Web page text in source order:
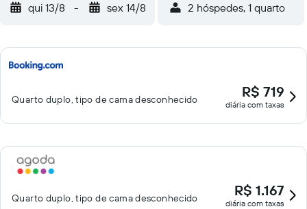
qui 13/8 - sex 14/8 2 hóspedes, 1 quarto
Quarto duplo, tipo de cama desconhecido R$ 719
diária com taxas
Quarto duplo, tipo de cama desconhecido R$ 1.167
diária com taxas